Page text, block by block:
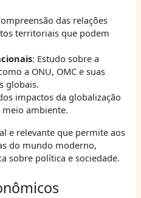
das relações
territoriais que podem
: Estudo sobre a
a ONU, OMC e suas
globais.
impactos da globalização
ambiente.
e relevante que permite aos
do mundo moderno,
sobre política e sociedade.